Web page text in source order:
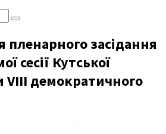
засідання
сесії Кутської
VIII демократичного